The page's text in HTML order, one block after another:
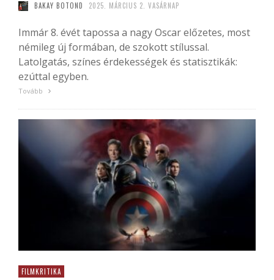
BAKAY BOTOND 2025. MÁRCIUS 2. VASÁRNAP
Immár 8. évét tapossa a nagy Oscar előzetes, most
némileg új formában, de szokott stílussal.
Latolgatás, színes érdekességek és statisztikák:
ezúttal egyben.
Tovább
FILMKRITIKA